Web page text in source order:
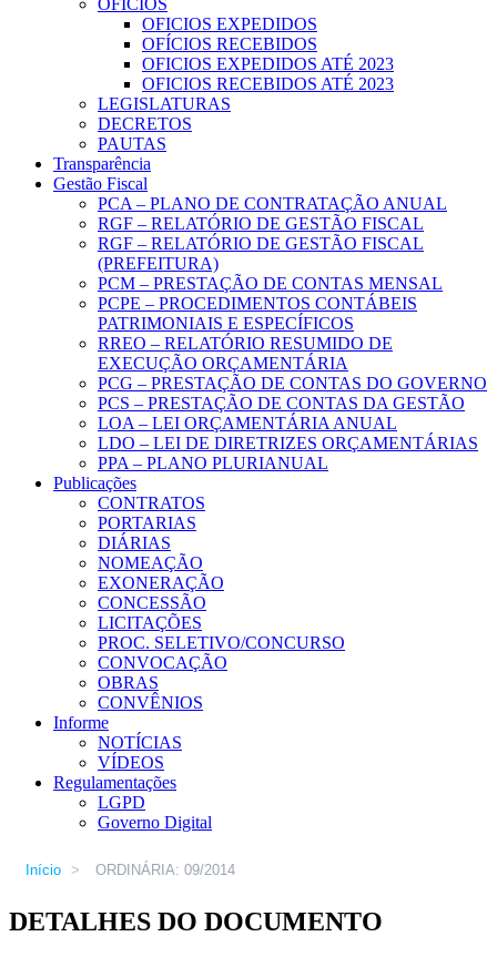
OFICIOS
OFICIOS EXPEDIDOS
OFÍCIOS RECEBIDOS
OFICIOS EXPEDIDOS ATÉ 2023
OFICIOS RECEBIDOS ATÉ 2023
LEGISLATURAS
DECRETOS
PAUTAS
Transparência
Gestão Fiscal
PCA – PLANO DE CONTRATAÇÃO ANUAL
RGF – RELATÓRIO DE GESTÃO FISCAL
RGF – RELATÓRIO DE GESTÃO FISCAL
(PREFEITURA)
PCM – PRESTAÇÃO DE CONTAS MENSAL
PCPE – PROCEDIMENTOS CONTÁBEIS
PATRIMONIAIS E ESPECÍFICOS
RREO – RELATÓRIO RESUMIDO DE
EXECUÇÃO ORÇAMENTÁRIA
PCG – PRESTAÇÃO DE CONTAS DO GOVERNO
PCS – PRESTAÇÃO DE CONTAS DA GESTÃO
LOA – LEI ORÇAMENTÁRIA ANUAL
LDO – LEI DE DIRETRIZES ORÇAMENTÁRIAS
PPA – PLANO PLURIANUAL
Publicações
CONTRATOS
PORTARIAS
DIÁRIAS
NOMEAÇÃO
EXONERAÇÃO
CONCESSÃO
LICITAÇÕES
PROC. SELETIVO/CONCURSO
CONVOCAÇÃO
OBRAS
CONVÊNIOS
Informe
NOTÍCIAS
VÍDEOS
Regulamentações
LGPD
Governo Digital
Início > ORDINÁRIA: 09/2014
DETALHES DO DOCUMENTO